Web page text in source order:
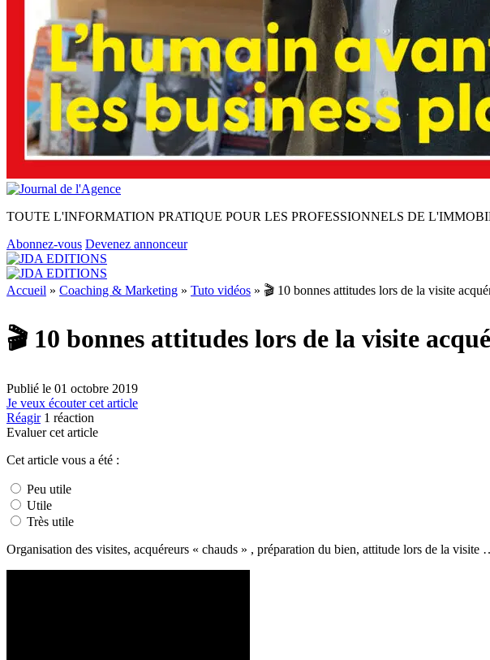
TOUTE L'INFORMATION PRATIQUE POUR LES PROFESSIONNELS DE
Abonnez-vous Devenez annonceur
Accueil » Coaching & Marketing » Tuto vidéos » 🎬 10 bonnes attitudes lors de la visite
🎬 10 bonnes attitudes lors de la visite
Publié le 01 octobre 2019
Je veux écouter cet article
Réagir 1 réaction
Evaluer cet article
Cet article vous a été :
Peu utile
Utile
Très utile
Organisation des visites, acquéreurs « chauds » , préparation du bien, attitude lors de la